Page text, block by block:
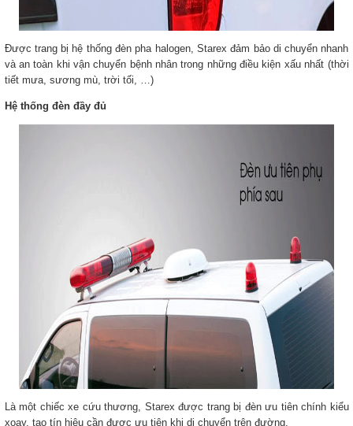
Được trang bị hệ thống đèn pha halogen, Starex đảm bảo di chuyển nhanh
và an toàn khi vận chuyển bệnh nhân trong những điều kiện xấu nhất (thời
tiết mưa, sương mù, trời tối, …)
Hệ thống đèn đầy đủ
Là một chiếc xe cứu thương, Starex được trang bị đèn ưu tiên chính kiểu
xoay, tạo tín hiệu cần được ưu tiên khi di chuyển trên đường.